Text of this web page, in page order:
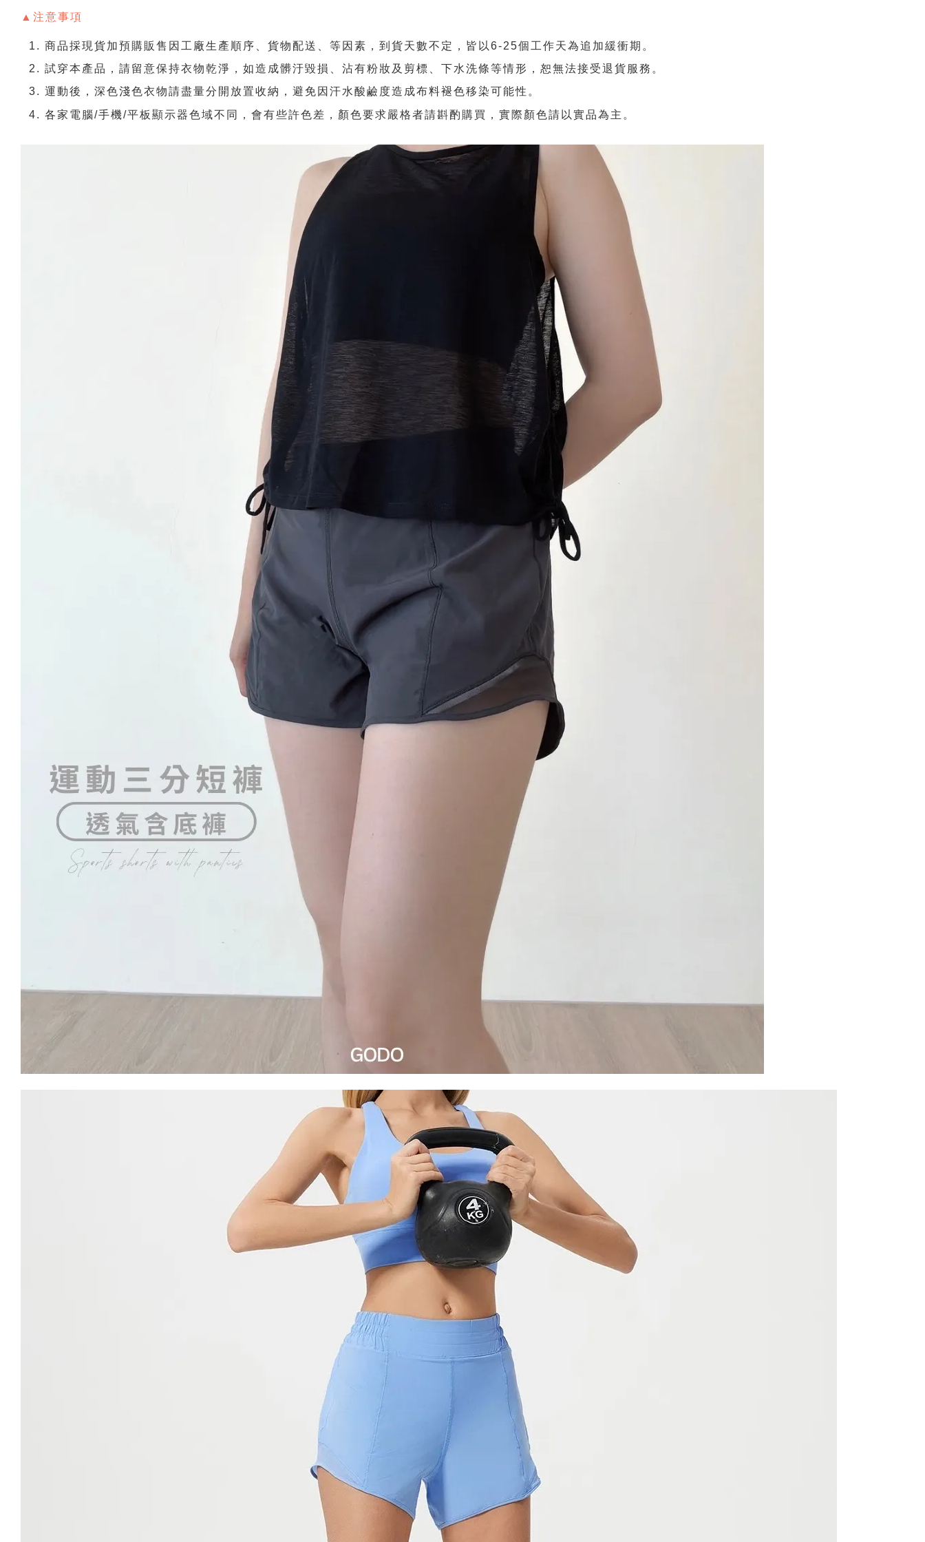
▲注意事項
商品採現貨加預購販售因工廠生產順序、貨物配送、等因素，到貨天數不定，皆以6-25個工作天為追加緩衝期。
試穿本產品，請留意保持衣物乾淨，如造成髒汙毀損、沾有粉妝及剪標、下水洗條等情形，恕無法接受退貨服務。
運動後，深色淺色衣物請盡量分開放置收納，避免因汗水酸鹼度造成布料褪色移染可能性。
各家電腦/手機/平板顯示器色域不同，會有些許色差，顏色要求嚴格者請斟酌購買，實際顏色請以實品為主。